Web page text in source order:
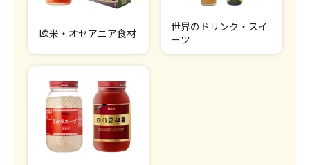
欧米・オセアニア食材
世界のドリンク・スイ
ーツ